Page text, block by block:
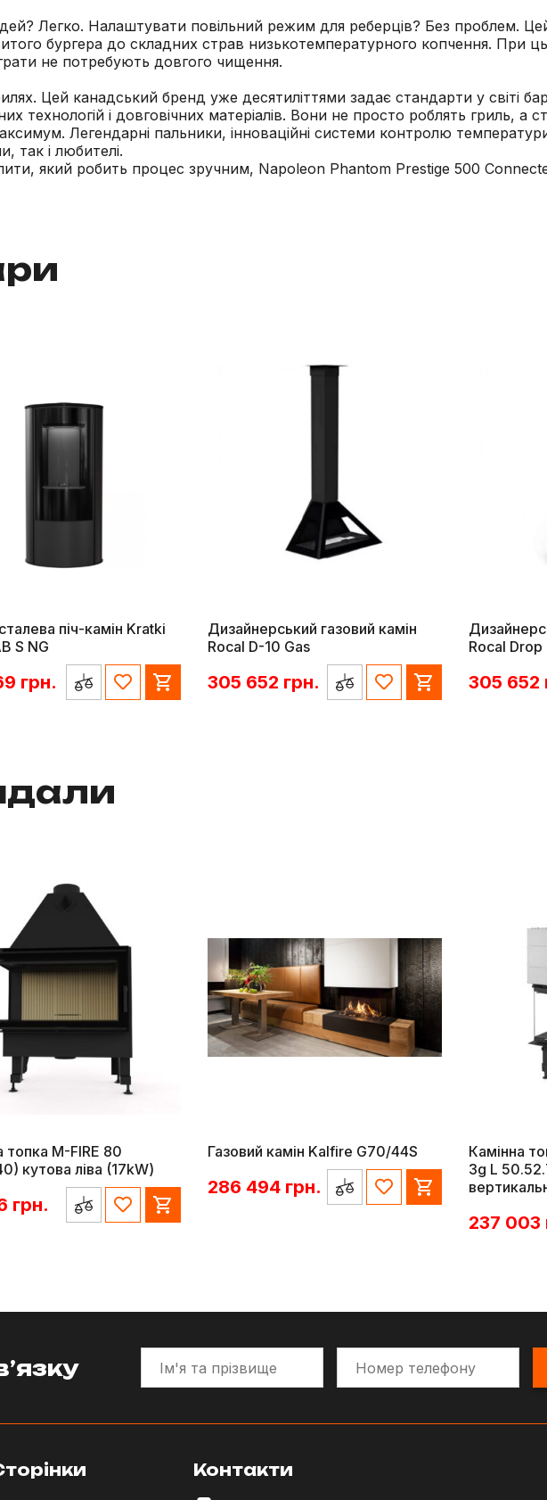
Легко. Налаштувати повільний режим для реберців? Без проблем.
бургера до складних страв низькотемпературного копчення. При
не потребують довгого чищення.
Цей канадський бренд уже десятиліттями задає стандарти у світі
технологій і довговічних матеріалів. Вони не просто роблять гриль, а
Легендарні пальники, інноваційні системи контролю
так і любителі.
який робить процес зручним, Napoleon Phantom Prestige 500
піч-камін Kratki
S NG
грн.
Дизайнерський газовий камін
Rocal D-10 Gas
305 652 грн.
Rocal Drop
305 652
топка M-FIRE 80
кутова ліва (17kW)
грн.
Газовий камін Kalfire G70/44S
286 494 грн.
Камінна
3g L
237 003
Контакти